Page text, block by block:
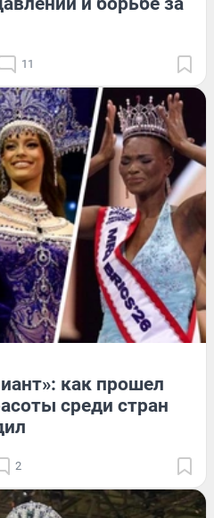
11
как прошел
среди стран
2